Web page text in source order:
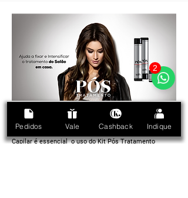
Estou
Fazendo o Cronograma
Para manter o tratamento realizado no Cronograma
Capilar é essencial o uso do Kit Pós Tratamento
Pedidos Vale Cashback Indique
2